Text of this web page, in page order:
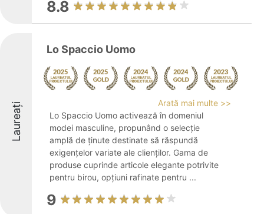
8.8
Laureați
Lo Spaccio Uomo
Arată mai multe >>
Lo Spaccio Uomo activează în domeniul
modei masculine, propunând o selecție
amplă de ținute destinate să răspundă
exigențelor variate ale clienților. Gama de
produse cuprinde articole elegante potrivite
pentru birou, opțiuni rafinate pentru ...
9